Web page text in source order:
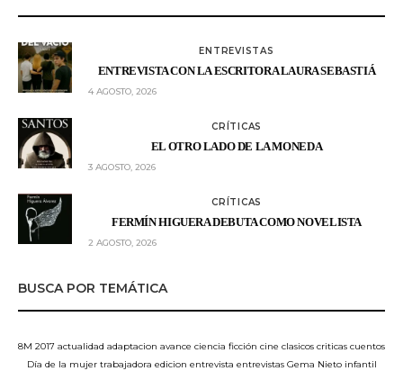
ENTREVISTAS
ENTREVISTA CON LA ESCRITORA LAURA SEBASTIÁ
4 AGOSTO, 2026
CRÍTICAS
EL OTRO LADO DE LA MONEDA
3 AGOSTO, 2026
CRÍTICAS
FERMÍN HIGUERA DEBUTA COMO NOVELISTA
2 AGOSTO, 2026
BUSCA POR TEMÁTICA
8M 2017 actualidad adaptacion avance ciencia ficción cine clasicos criticas cuentos
Día de la mujer trabajadora edicion entrevista entrevistas Gema Nieto infantil